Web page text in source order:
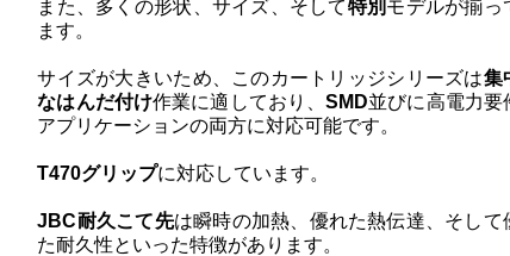
また、多くの形状、サイズ、そして特別 モデルが揃っ
ます。
サイズが大きいため、このカートリッジシリーズは集
なはんだ付け作業に適しており、SMD並びに高電力要
アプリケーションの両方に対応可能です。
T470グリップに対応しています。
JBC耐久こて先は瞬時の加熱、優れた熱伝達、そして
た耐久性といった特徴があります。